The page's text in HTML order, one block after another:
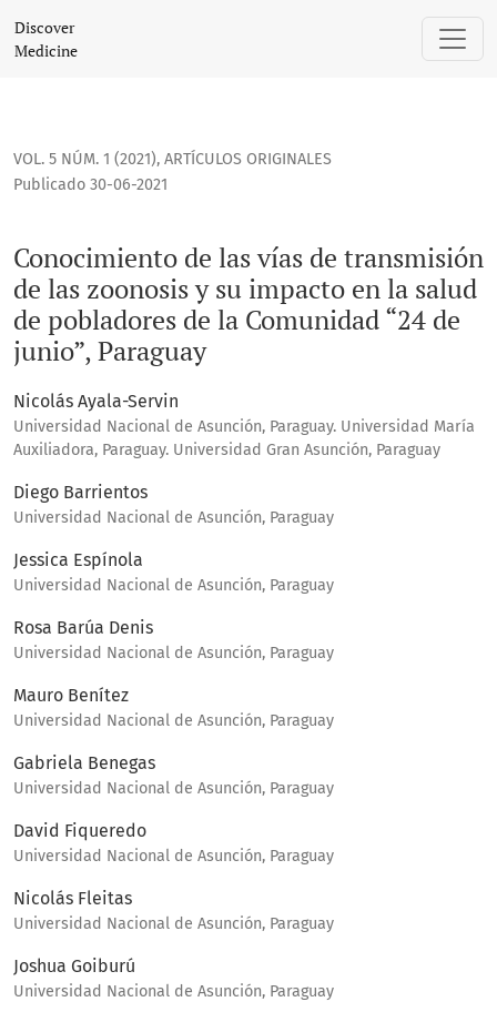
Conocimiento de las vías de transmisión de las zoonosis
Discover
Medicine
VOL. 5 NÚM. 1 (2021), ARTÍCULOS ORIGINALES
Conocimiento de las vías de transmisión
de las zoonosis y su impacto en la salud
de pobladores de la Comunidad “24 de
junio”, Paraguay
Publicado 30-06-2021
Nicolás Ayala-Servin
Universidad Nacional de Asunción, Paraguay. Universidad María
Auxiliadora, Paraguay. Universidad Gran Asunción, Paraguay
Diego Barrientos
Universidad Nacional de Asunción, Paraguay
Jessica Espínola
Universidad Nacional de Asunción, Paraguay
Rosa Barúa Denis
Universidad Nacional de Asunción, Paraguay
Mauro Benítez
Universidad Nacional de Asunción, Paraguay
Gabriela Benegas
Universidad Nacional de Asunción, Paraguay
David Fiqueredo
Universidad Nacional de Asunción, Paraguay
Nicolás Fleitas
Universidad Nacional de Asunción, Paraguay
Joshua Goiburú
Universidad Nacional de Asunción, Paraguay